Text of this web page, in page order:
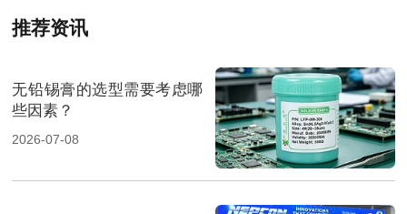
推荐资讯
无铅锡膏的选型需要考虑哪
些因素？
2026-07-08